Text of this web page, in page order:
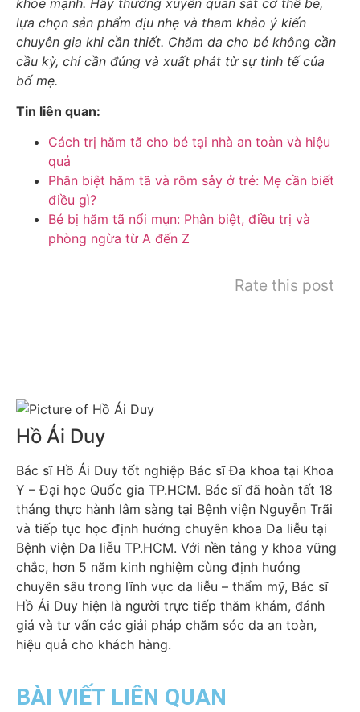
lựa chọn sản phẩm dịu nhẹ và tham khảo ý kiến
chuyên gia khi cần thiết. Chăm da cho bé không cần
cầu kỳ, chỉ cần đúng và xuất phát từ sự tinh tế của
bố mẹ.
Tin liên quan:
Cách trị hăm tã cho bé tại nhà an toàn và hiệu
quả
Phân biệt hăm tã và rôm sảy ở trẻ: Mẹ cần biết
điều gì?
Bé bị hăm tã nổi mụn: Phân biệt, điều trị và
phòng ngừa từ A đến Z
Rate this post
Hồ Ái Duy
Bác sĩ Hồ Ái Duy tốt nghiệp Bác sĩ Đa khoa tại Khoa
Y – Đại học Quốc gia TP.HCM. Bác sĩ đã hoàn tất 18
tháng thực hành lâm sàng tại Bệnh viện Nguyễn Trãi
và tiếp tục học định hướng chuyên khoa Da liễu tại
Bệnh viện Da liễu TP.HCM. Với nền tảng y khoa vững
chắc, hơn 5 năm kinh nghiệm cùng định hướng
chuyên sâu trong lĩnh vực da liễu – thẩm mỹ, Bác sĩ
Hồ Ái Duy hiện là người trực tiếp thăm khám, đánh
giá và tư vấn các giải pháp chăm sóc da an toàn,
hiệu quả cho khách hàng.
BÀI VIẾT LIÊN QUAN